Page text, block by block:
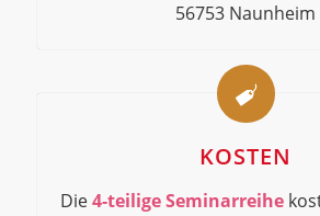
56753 Naunheim
KOSTEN
Die4-teilige Seminarreihe